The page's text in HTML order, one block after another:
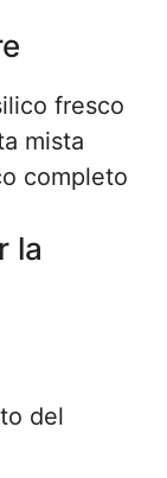
fresco
mista
completo
la
del